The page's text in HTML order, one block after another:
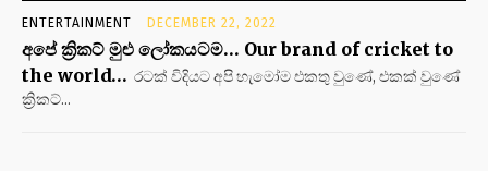
ENTERTAINMENT DECEMBER 22, 2022
අපේ ක්‍රිකට් මුළු ලෝකයටම… Our brand of cricket to
the world… රටක් විදියට අපි හැමෝම එකතු වුණේ, එකක් වුණේ
ක්‍රිකට්...